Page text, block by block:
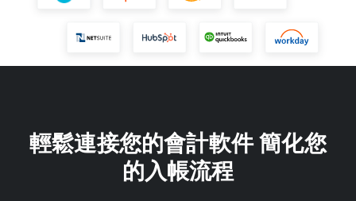
輕鬆連接您的會計軟件 簡化您
的入帳流程